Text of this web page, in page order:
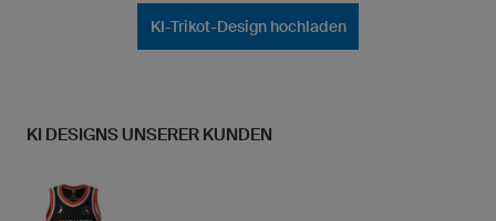
KI-Trikot-Design hochladen
KI DESIGNS UNSERER KUNDEN